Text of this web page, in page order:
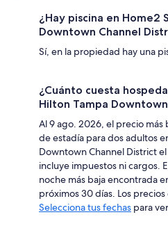
¿Hay piscina en Home2
Downtown Channel
Sí, en la propiedad hay una
¿Cuánto cuesta
Hilton Tampa
Al 9 ago. 2026, el precio
de estadía para dos adultos
Downtown Channel District el
incluye impuestos ni cargos.
noche más baja encontrada
próximos 30 días. Los
Selecciona tus fechas para